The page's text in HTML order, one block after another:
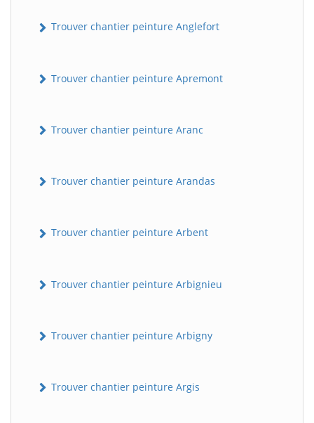
Trouver chantier peinture Anglefort
Trouver chantier peinture Apremont
Trouver chantier peinture Aranc
Trouver chantier peinture Arandas
Trouver chantier peinture Arbent
Trouver chantier peinture Arbignieu
Trouver chantier peinture Arbigny
Trouver chantier peinture Argis